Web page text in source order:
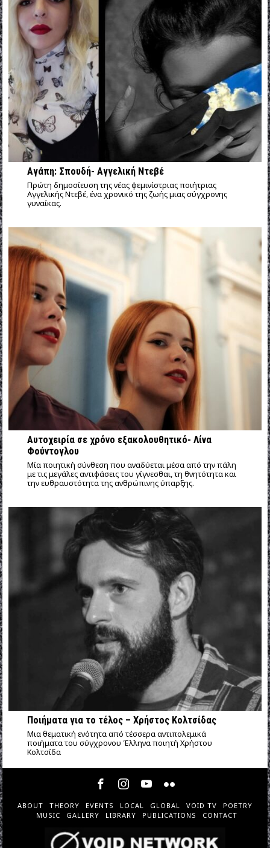
Αγάπη: Σπουδή- Αγγελική Ντεβέ
Πρώτη δημοσίευση της νέας φεμινίστριας ποιήτριας
Αγγελικής Ντεβέ, ένα χρονικό της ζωής μιας σύγχρονης
γυναίκας.
Αυτοχειρία σε χρόνο εξακολουθητικό- Λίνα
Φούντογλου
Mία ποιητική σύνθεση που αναδύεται μέσα από την πάλη
με τις μεγάλες αντιφάσεις του γίγνεσθαι, τη θνητότητα και
την ευθραυστότητα της ανθρώπινης ύπαρξης.
Ποιήματα για το τέλος – Χρήστος Κολτσίδας
Μια θεματική ενότητα από τέσσερα αντιπολεμικά
ποιήματα του σύγχρονου Έλληνα ποιητή Χρήστου
Κολτσίδα
ABOUT THEORY EVENTS LOCAL GLOBAL VOID TV
POETRY
MUSIC
GALLERY LIBRARY PUBLICATIONS CONTACT